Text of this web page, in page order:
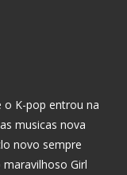
o K-pop entrou na
musicas nova
novo sempre
Girl